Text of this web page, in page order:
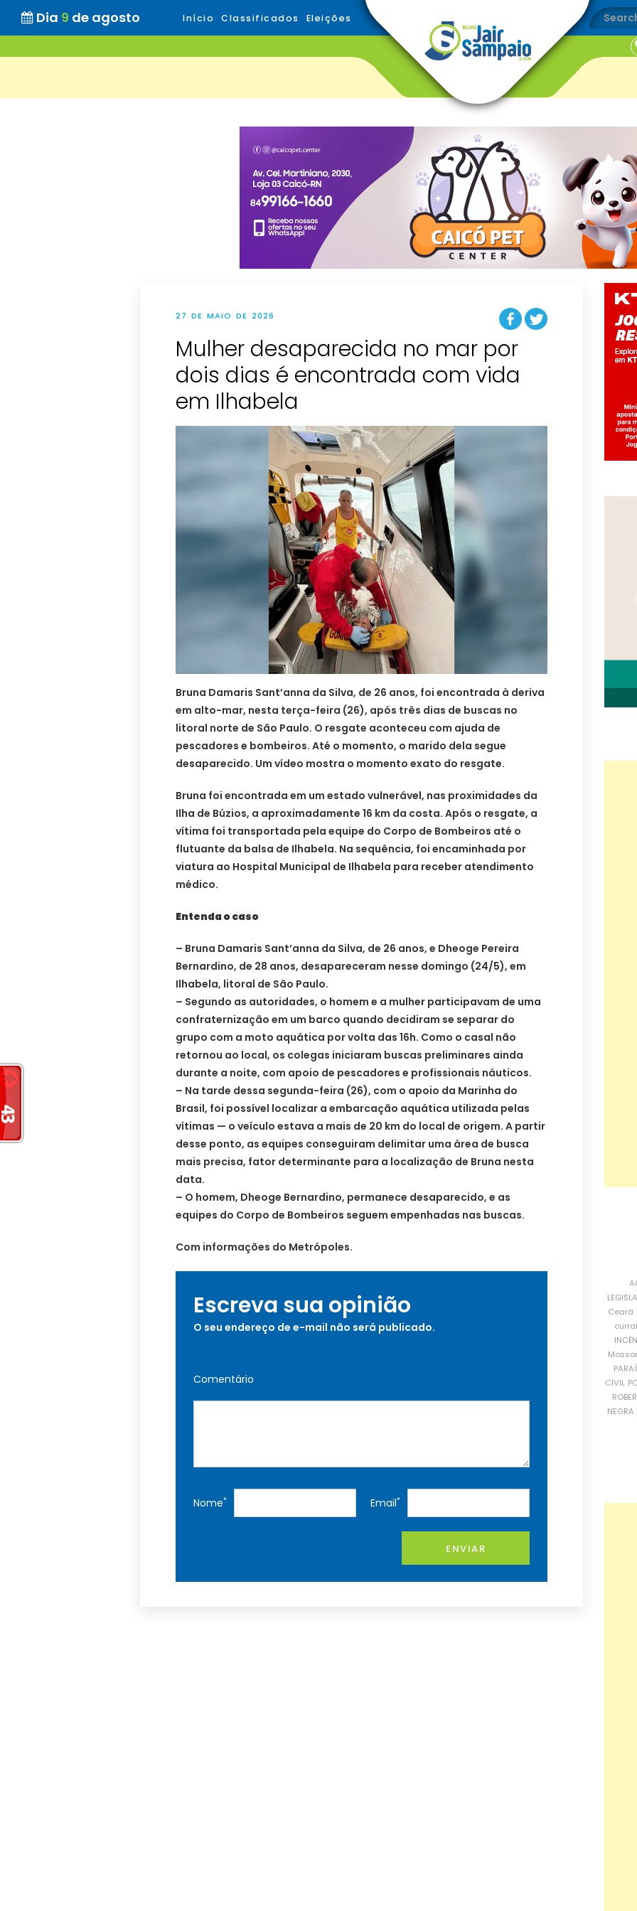
Dia 9 de agosto Início Classificados Eleições
27 DE MAIO DE 2026
Mulher desaparecida no mar por
dois dias é encontrada com vida
em Ilhabela
Bruna Damaris Sant’anna da Silva, de 26 anos, foi encontrada à deriva
em alto-mar, nesta terça-feira (26), após três dias de buscas no
litoral norte de São Paulo. O resgate aconteceu com ajuda de
pescadores e bombeiros. Até o momento, o marido dela segue
desaparecido. Um vídeo mostra o momento exato do resgate.
Bruna foi encontrada em um estado vulnerável, nas proximidades da
Ilha de Búzios, a aproximadamente 16 km da costa. Após o resgate, a
vítima foi transportada pela equipe do Corpo de Bombeiros até o
flutuante da balsa de Ilhabela. Na sequência, foi encaminhada por
viatura ao Hospital Municipal de Ilhabela para receber atendimento
médico.
Entenda o caso
– Bruna Damaris Sant’anna da Silva, de 26 anos, e Dheoge Pereira
Bernardino, de 28 anos, desapareceram nesse domingo (24/5), em
Ilhabela, litoral de São Paulo.
– Segundo as autoridades, o homem e a mulher participavam de uma
confraternização em um barco quando decidiram se separar do
grupo com a moto aquática por volta das 16h. Como o casal não
retornou ao local, os colegas iniciaram buscas preliminares ainda
durante a noite, com apoio de pescadores e profissionais náuticos.
– Na tarde dessa segunda-feira (26), com o apoio da Marinha do
Brasil, foi possível localizar a embarcação aquática utilizada pelas
vítimas — o veículo estava a mais de 20 km do local de origem. A partir
desse ponto, as equipes conseguiram delimitar uma área de busca
mais precisa, fator determinante para a localização de Bruna nesta
data.
– O homem, Dheoge Bernardino, permanece desaparecido, e as
equipes do Corpo de Bombeiros seguem empenhadas nas buscas.
Com informações do Metrópoles.
Escreva sua opinião
O seu endereço de e-mail não será publicado.
Comentário
Nome* Email*
ENVIAR
Ceará
CIVIL
NEGRA